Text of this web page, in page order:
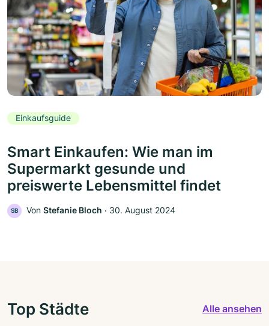
Einkaufsguide
Smart Einkaufen: Wie man im
Supermarkt gesunde und
preiswerte Lebensmittel findet
SB Von Stefanie Bloch ‧ 30. August 2024
Top Städte Alle ansehen